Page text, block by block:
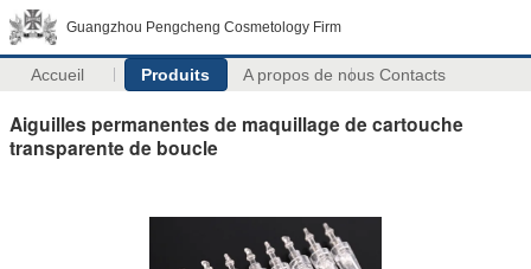
Guangzhou Pengcheng Cosmetology Firm
Accueil Produits A propos de nous Contacts
Aiguilles permanentes de maquillage de cartouche
transparente de boucle